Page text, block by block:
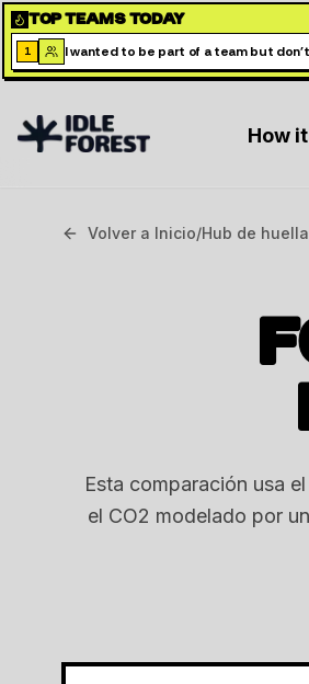
TOP TEAMS TODAY
1 I wanted to be part of a team but
How
Volver a Inicio/Hub de
Esta comparación usa
el CO2 modelado por